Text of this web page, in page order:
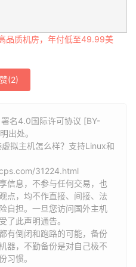
品质机房，年付低至49.99美
赞(2)
名4.0国际许可协议 [BY-
出处。
拟主机怎么样？支持Linux和
31224.html
信息，不参与任何交易，也
点，均不作直接、间接、法
自担。一旦您访问国外主机
了此声明通告。
有倒闭和跑路的可能，备份
器，不勤备份是对自己极不
习惯。